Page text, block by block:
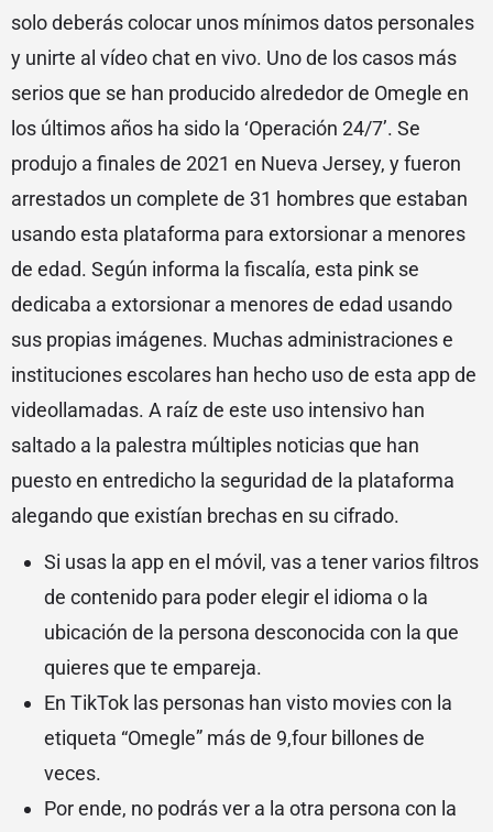
solo deberás colocar unos mínimos datos personales
y unirte al vídeo chat en vivo. Uno de los casos más
serios que se han producido alrededor de Omegle en
los últimos años ha sido la ‘Operación 24/7’. Se
produjo a finales de 2021 en Nueva Jersey, y fueron
arrestados un complete de 31 hombres que estaban
usando esta plataforma para extorsionar a menores
de edad. Según informa la fiscalía, esta pink se
dedicaba a extorsionar a menores de edad usando
sus propias imágenes. Muchas administraciones e
instituciones escolares han hecho uso de esta app de
videollamadas. A raíz de este uso intensivo han
saltado a la palestra múltiples noticias que han
puesto en entredicho la seguridad de la plataforma
alegando que existían brechas en su cifrado.
Si usas la app en el móvil, vas a tener varios filtros
de contenido para poder elegir el idioma o la
ubicación de la persona desconocida con la que
quieres que te empareja.
En TikTok las personas han visto movies con la
etiqueta “Omegle” más de 9,four billones de
veces.
Por ende, no podrás ver a la otra persona con la